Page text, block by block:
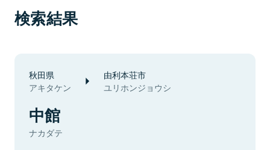
検索結果
秋田県
アキタケン
由利本荘市
ユリホンジョウシ
中館
ナカダテ